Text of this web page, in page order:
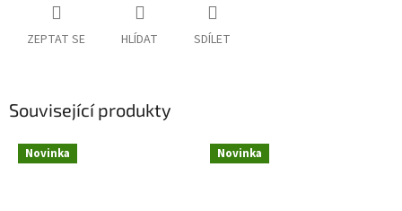
ZEPTAT SE HLÍDAT SDÍLET
Související produkty
Novinka Novinka